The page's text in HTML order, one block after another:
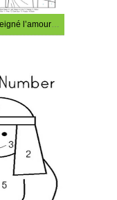
Jésus a enseigné l’amour de Dieu coloriage magique